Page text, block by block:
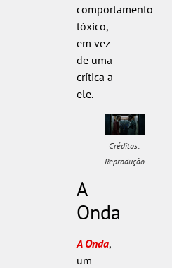
comportamento
tóxico,
em vez
de uma
crítica a
ele.
Créditos:
Reprodução
A
Onda
A Onda,
um